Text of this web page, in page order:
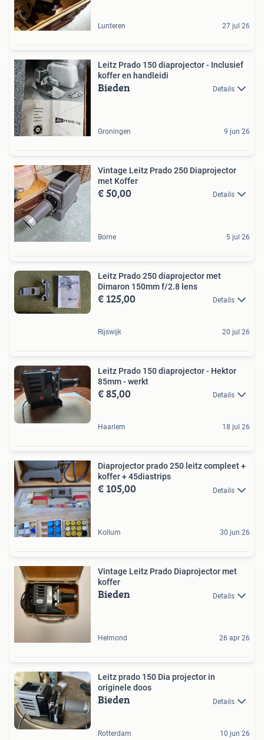
Lunteren 27 jul 26
Leitz Prado 150 diaprojector - Inclusief
koffer en handleidi
Bieden Details
Groningen 9 jun 26
Vintage Leitz Prado 250 Diaprojector
met Koffer
€ 50,00 Details
Borne 5 jul 26
Leitz Prado 250 diaprojector met
Dimaron 150mm f/2.8 lens
€ 125,00 Details
Rijswijk 20 jul 26
Leitz Prado 150 diaprojector - Hektor
85mm - werkt
€ 85,00 Details
Haarlem 18 jul 26
Diaprojector prado 250 leitz compleet +
koffer + 45diastrips
€ 105,00 Details
Kollum 30 jun 26
Vintage Leitz Prado Diaprojector met
koffer
Bieden Details
Helmond 26 apr 26
Leitz prado 150 Dia projector in
originele doos
Bieden Details
Rotterdam 10 jun 26